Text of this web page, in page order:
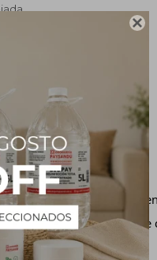

tratamiento en las áreas
PLUS 5 en una dilución
de 1:8.
abundante espuma.
de la alfombra
horas y aspire